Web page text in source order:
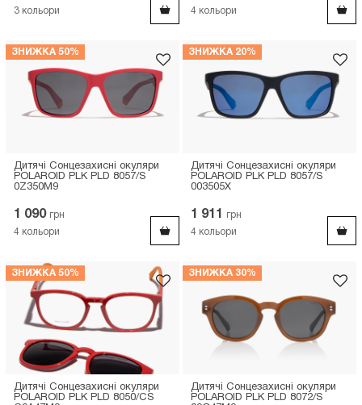
3 кольори
4 кольори
ЗНИЖКА 50%
Дитячі Сонцезахисні окуляри
POLAROID PLK PLD 8057/S
0Z350M9
1 090 грн
4 кольори
ЗНИЖКА 20%
Дитячі Сонцезахисні окуляри
POLAROID PLK PLD 8057/S
003505X
1 911
грн
4 кольори
ЗНИЖКА 50%
Дитячі Сонцезахисні окуляри
POLAROID PLK PLD 8050/CS
ЗНИЖКА 30%
Дитячі Сонцезахисні окуляри
POLAROID PLK PLD 8072/S